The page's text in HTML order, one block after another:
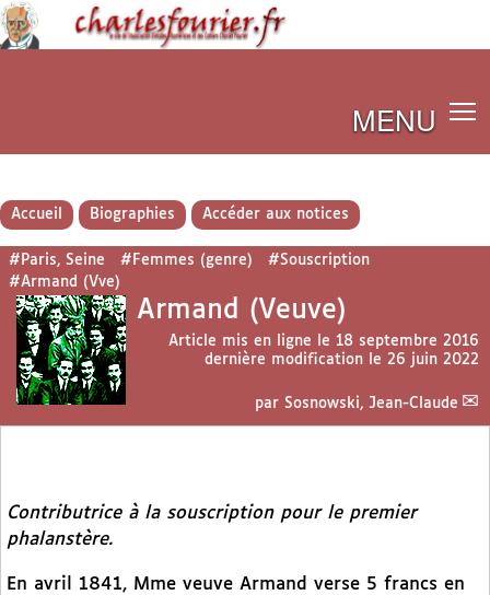
MENU
Accueil Biographies Accéder aux notices
#Paris, Seine #Femmes (genre)
#Souscription
#Armand (Vve)
Armand (Veuve)
Article mis en ligne le 18 septembre 2016
dernière modification le 26 juin 2022
par Sosnowski, Jean-Claude
Contributrice à la souscription pour le premier
phalanstère.
En avril 1841, Mme veuve Armand verse 5 francs en